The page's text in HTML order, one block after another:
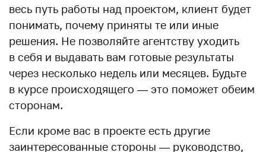
весь путь работы над проектом, клиент будет
понимать, почему приняты те или иные
решения. Не позволяйте агентству уходить
в себя и выдавать вам готовые результаты
через несколько недель или месяцев. Будьте
в курсе происходящего — это поможет обеим
сторонам.
Если кроме вас в проекте есть другие
заинтересованные стороны — руководство,